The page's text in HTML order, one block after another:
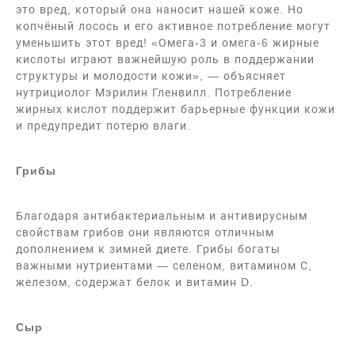
это вред, который она наносит нашей коже. Но
копчёный лосось и его активное потребление могут
уменьшить этот вред! «Омега-3 и омега-6 жирные
кислоты играют важнейшую роль в поддержании
структуры и молодости кожи», — объясняет
нутрициолог Мэрилин Гленвилл. Потребление
жирных кислот поддержит барьерные функции кожи
и предупредит потерю влаги.
Грибы
Благодаря антибактериальным и антивирусным
свойствам грибов они являются отличным
дополнением к зимней диете. Грибы богаты
важными нутриентами — селеном, витамином С,
железом, содержат белок и витамин D.
Сыр